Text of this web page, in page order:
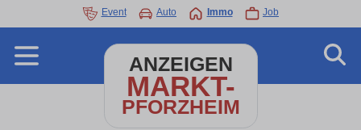
Event Auto Immo Job
ANZEIGEN
MARKT-
PFORZHEIM